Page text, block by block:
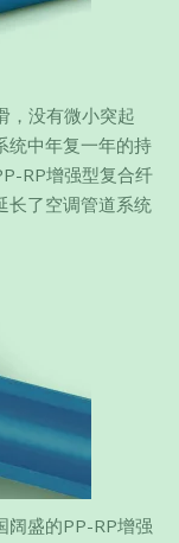
，没有微小突起
统中年复一年的持
RP增强型复合纤
长了空调管道系统
阔盛的PP-RP增强